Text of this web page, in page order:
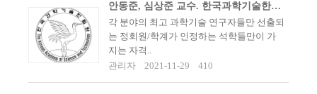
안동준, 심상준 교수. 한국과학기술한림원 정회원으로 선출되다.
각 분야의 최고 과학기술 연구자들만 선출되
는 정회원/학계가 인정하는 석학들만이 가
지는 자격..
관리자
2021-11-29 410